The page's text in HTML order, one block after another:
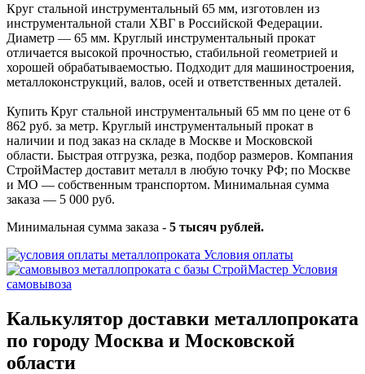
Круг стальной инструментальный 65 мм, изготовлен из
инструментальной стали ХВГ в Российской Федерации.
Диаметр — 65 мм. Круглый инструментальный прокат
отличается высокой прочностью, стабильной геометрией и
хорошей обрабатываемостью. Подходит для машиностроения,
металлоконструкций, валов, осей и ответственных деталей.
Купить Круг стальной инструментальный 65 мм по цене от 6
862 руб. за метр. Круглый инструментальный прокат в
наличии и под заказ на складе в Москве и Московской
области. Быстрая отгрузка, резка, подбор размеров. Компания
СтройМастер доставит металл в любую точку РФ; по Москве
и МО — собственным транспортом. Минимальная сумма
заказа — 5 000 руб.
Минимальная сумма заказа - 5 тысяч рублей.
Условия оплаты
Условия
самовывоза
Калькулятор доставки металлопроката
по городу Москва и Московской
области